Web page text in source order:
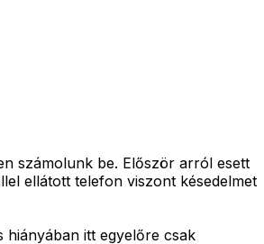
számolunk be. Először arról esett
ellátott telefon viszont késedelmet
hiányában itt egyelőre csak